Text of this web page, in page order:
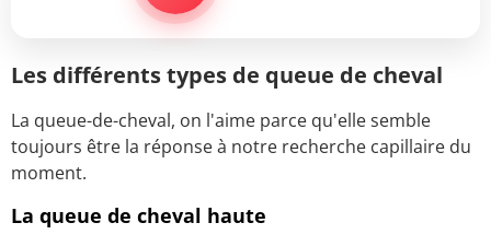
Les différents types de queue de cheval
La queue-de-cheval, on l'aime parce qu'elle semble
toujours être la réponse à notre recherche capillaire du
moment.
La queue de cheval haute